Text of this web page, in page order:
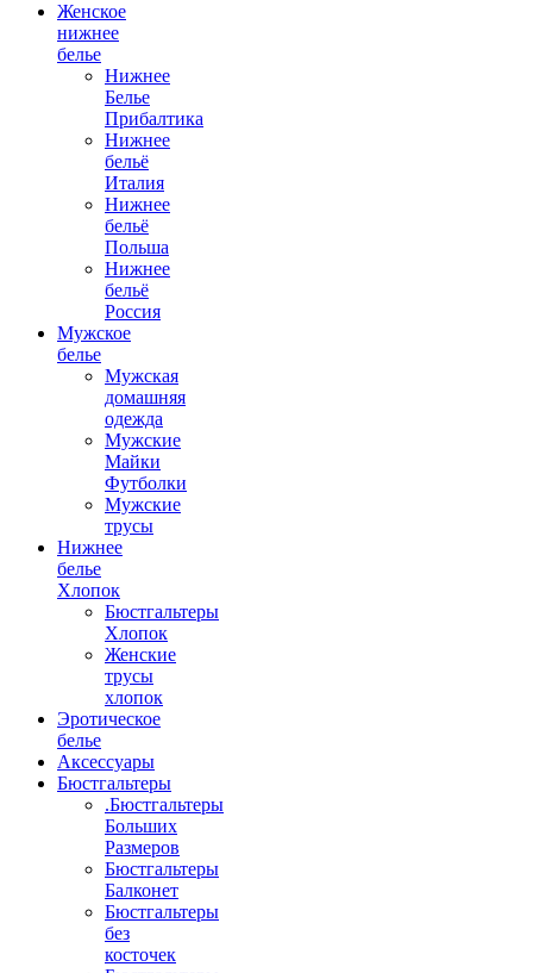
Женское
нижнее
белье
Нижнее
Белье
Прибалтика
Нижнее
бельё
Италия
Нижнее
бельё
Польша
Нижнее
бельё
Россия
Мужское
белье
Мужская
домашняя
одежда
Мужские
Майки
Футболки
Мужские
трусы
Нижнее
белье
Хлопок
Бюстгальтеры
Хлопок
Женские
трусы
хлопок
Эротическое
белье
Аксессуары
Бюстгальтеры
.Бюстгальтеры
Больших
Размеров
Бюстгальтеры
Балконет
Бюстгальтеры
без
косточек